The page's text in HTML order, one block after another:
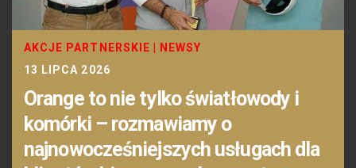
AKCJE PARTNERSKIE
NEWSY
13 LIPCA 2026
Orange to nie tylko światłowody i
komórki – rozmawiamy o
najnowocześniejszych usługach dla